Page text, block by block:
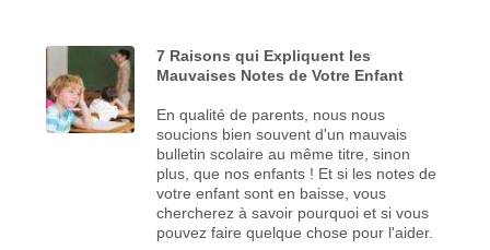
7 Raisons qui Expliquent les
Mauvaises Notes de Votre Enfant
En qualité de parents, nous nous
soucions bien souvent d'un mauvais
bulletin scolaire au même titre, sinon
plus, que nos enfants ! Et si les notes de
votre enfant sont en baisse, vous
chercherez à savoir pourquoi et si vous
pouvez faire quelque chose pour l'aider.